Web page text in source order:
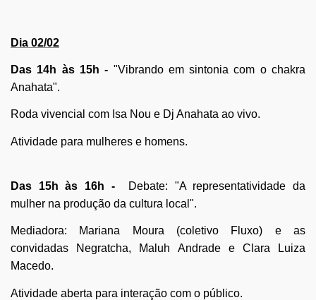
Dia 02/02
Das 14h às 15h - "Vibrando em sintonia com o chakra
Anahata".
Roda vivencial com Isa Nou e Dj Anahata ao vivo.
Atividade para mulheres e homens.
Das 15h às 16h -
Debate: "A representatividade da
mulher na produção da cultura local".
Mediadora: Mariana Moura (coletivo Fluxo) e as
convidadas Negratcha, Maluh Andrade e Clara Luiza
Macedo.
Atividade aberta para interação com o público.